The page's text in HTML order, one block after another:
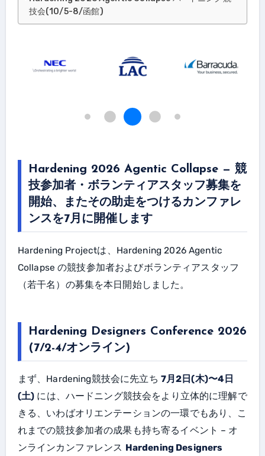
技会(10/5-8/函館)
Hardening 2026 Agentic Collapse — 競
技参加者・ボランティアスタッフ募集を
開始、またその助走をつけるカンファレ
ンスを7月に開催します
Hardening Projectは、Hardening 2026 Agentic
Collapse の競技参加者およびボランティアスタッフ
（若干名）の募集を本日開始しました。
Hardening Designers Conference 2026
(7/2-4/オンライン)
まず、Hardening競技会に先立ち 7月2日(木)〜4日
(土) には、ハードニング競技会をより立体的に理解で
きる、いわばオリエンテーションの一環でもあり、こ
れまでの競技参加者の成果も持ち寄るイベント – オ
ンラインカンファレンス Hardening Designers